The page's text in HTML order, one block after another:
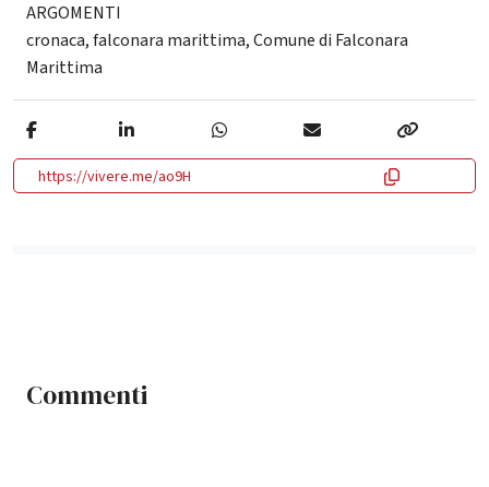
ARGOMENTI
cronaca,falconara marittima,Comune di Falconara
Marittima
https://vivere.me/ao9H
Commenti